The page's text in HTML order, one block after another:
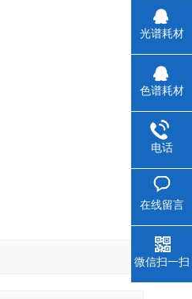
光谱耗材
色谱耗材
电话
在线留言
微信扫一扫